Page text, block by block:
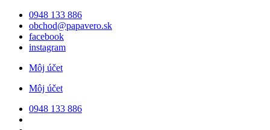
Preskočiť
obsah
0948 133 886
obchod@papavero.sk
facebook
instagram
Môj účet
Môj účet
0948 133 886